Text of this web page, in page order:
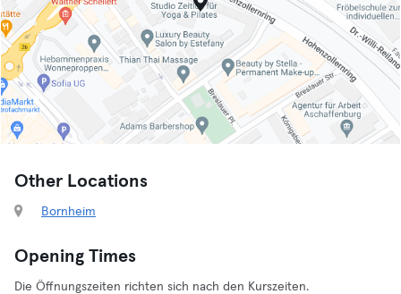
Other Locations
Bornheim
Opening Times
Die Öffnungszeiten richten sich nach den Kurszeiten.